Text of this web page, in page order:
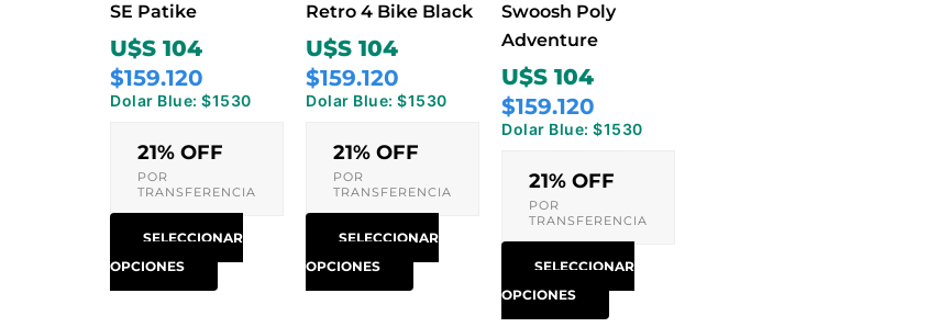
SE Patike
U$S 104
$159.120
Dolar Blue: $1530
21% OFF
POR
TRANSFERENCIA
SELECCIONAR
OPCIONES
página
de
Retro 4 Bike Black
U$S 104
$159.120
Dolar Blue: $1530
21% OFF
POR
TRANSFERENCIA
SELECCIONAR
OPCIONES
página
de
Swoosh Poly
Adventure
U$S 104
$159.120
Dolar Blue: $1530
21% OFF
POR
TRANSFERENCIA
SELECCIONAR
OPCIONES
elegir
de
producto